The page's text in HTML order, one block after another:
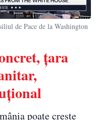
de Pace de la Washington
țara
poate crește